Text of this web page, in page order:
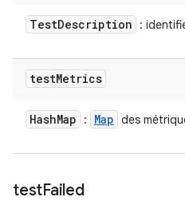
TestDescription :
testMetrics
HashMap : Map des
testFailed